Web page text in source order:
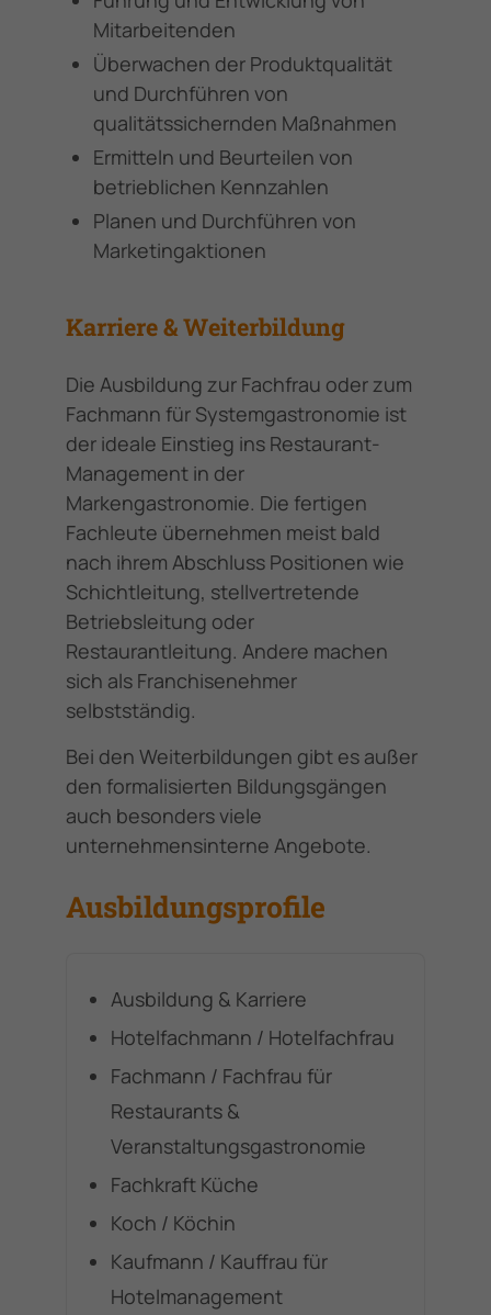
Mitarbeitenden
Überwachen der Produktqualität
und Durchführen von
qualitätssichernden Maßnahmen
Ermitteln und Beurteilen von
betrieblichen Kennzahlen
Planen und Durchführen von
Marketingaktionen
Karriere & Weiterbildung
Die Ausbildung zur Fachfrau oder zum
Fachmann für Systemgastronomie ist
der ideale Einstieg ins Restaurant-
Management in der
Markengastronomie. Die fertigen
Fachleute übernehmen meist bald
nach ihrem Abschluss Positionen wie
Schichtleitung, stellvertretende
Betriebsleitung oder
Restaurantleitung. Andere machen
sich als Franchisenehmer
selbstständig.
Bei den Weiterbildungen gibt es außer
den formalisierten Bildungsgängen
auch besonders viele
unternehmensinterne Angebote.
Ausbildungsprofile
Ausbildung & Karriere
Hotelfachmann / Hotelfachfrau
Fachmann / Fachfrau für
Restaurants &
Veranstaltungsgastronomie
Fachkraft Küche
Koch / Köchin
Kaufmann / Kauffrau für
Hotelmanagement